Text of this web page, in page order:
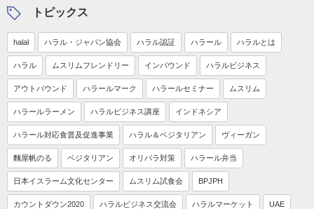
トピックス
halal ハラル・ジャパン協会 ハラル認証 ハラール ハラルとは
ハラル ムスリムフレンドリー インバウンド ハラルビジネス
アウトバウンド ハラールマーク ハラールセミナー ムスリム
ハラールラーメン ハラルビジネス講座 インドネシア
ハラール対応食普及促進事業 ハラル＆ベジタリアン ヴィーガン
麵屋帆のる ベジタリアン オリパラ対策 ハラール弁当
日本イスラーム文化センター ムスリム試食会 BPJPH
カウントダウン2020 ハラルビジネス交流会 ハラルマーケット UAE